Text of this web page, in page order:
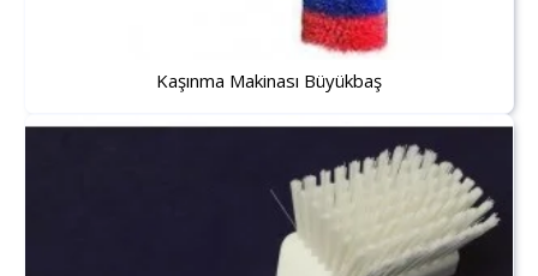
Kaşınma Makinası Büyükbaş